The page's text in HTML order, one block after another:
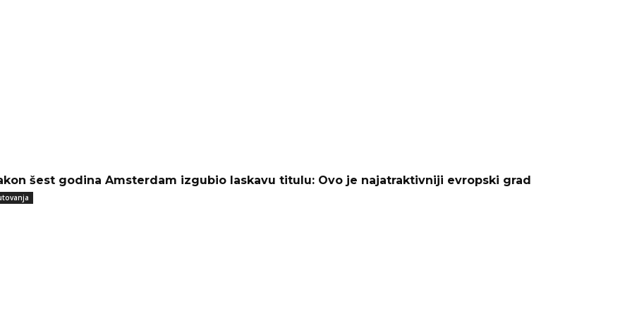
šest godina Amsterdam izgubio laskavu titulu: Ovo je najatraktivniji evropski grad